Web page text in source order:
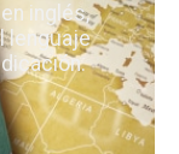
inglés,
lenguaje